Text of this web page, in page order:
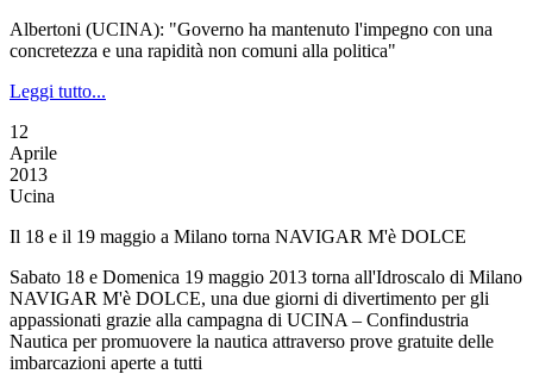
Albertoni (UCINA): "Governo ha mantenuto l'impegno con una
concretezza e una rapidità non comuni alla politica"
Leggi tutto...
12
Aprile
2013
Ucina
Il 18 e il 19 maggio a Milano torna NAVIGAR M'è DOLCE
Sabato 18 e Domenica 19 maggio 2013 torna all'Idroscalo di Milano
NAVIGAR M'è DOLCE, una due giorni di divertimento per gli
appassionati grazie alla campagna di UCINA – Confindustria
Nautica per promuovere la nautica attraverso prove gratuite delle
imbarcazioni aperte a tutti